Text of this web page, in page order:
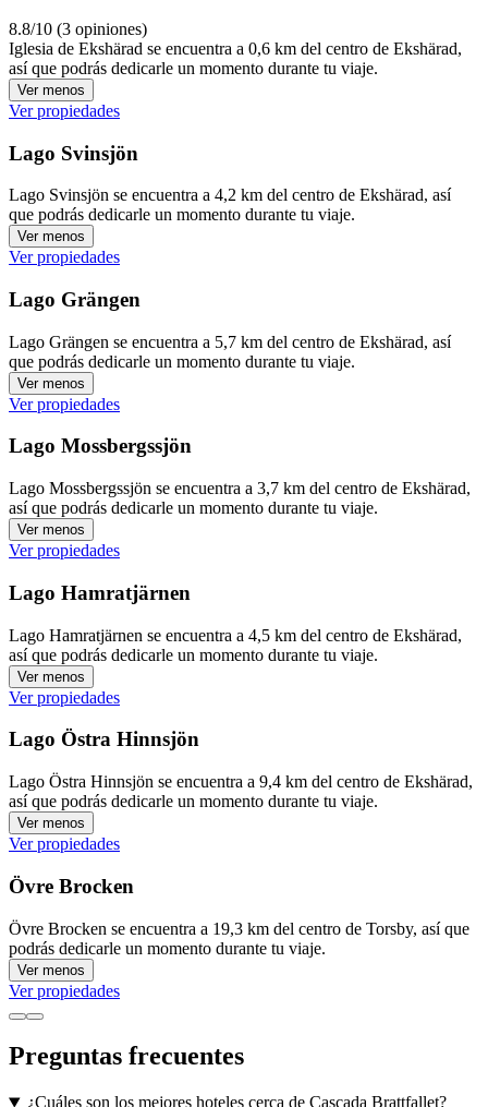
8.8/10 (3 opiniones)
Iglesia de Ekshärad se encuentra a 0,6 km del centro de Ekshärad,
así que podrás dedicarle un momento durante tu viaje.
Ver menos
Ver propiedades
Lago Svinsjön
Lago Svinsjön se encuentra a 4,2 km del centro de Ekshärad, así
que podrás dedicarle un momento durante tu viaje.
Ver menos
Ver propiedades
Lago Grängen
Lago Grängen se encuentra a 5,7 km del centro de Ekshärad, así
que podrás dedicarle un momento durante tu viaje.
Ver menos
Ver propiedades
Lago Mossbergssjön
Lago Mossbergssjön se encuentra a 3,7 km del centro de Ekshärad,
así que podrás dedicarle un momento durante tu viaje.
Ver menos
Ver propiedades
Lago Hamratjärnen
Lago Hamratjärnen se encuentra a 4,5 km del centro de Ekshärad,
así que podrás dedicarle un momento durante tu viaje.
Ver menos
Ver propiedades
Lago Östra Hinnsjön
Lago Östra Hinnsjön se encuentra a 9,4 km del centro de Ekshärad,
así que podrás dedicarle un momento durante tu viaje.
Ver menos
Ver propiedades
Övre Brocken
Övre Brocken se encuentra a 19,3 km del centro de Torsby, así que
podrás dedicarle un momento durante tu viaje.
Ver menos
Ver propiedades
Preguntas frecuentes
¿Cuáles son los mejores hoteles cerca de Cascada Brattfallet?